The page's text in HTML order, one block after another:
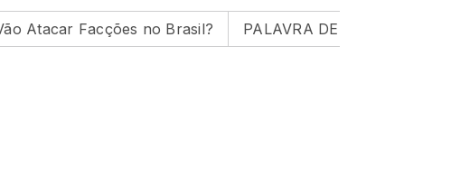
no Brasil? PALAVRA DE VIDA | 05.08.26 |